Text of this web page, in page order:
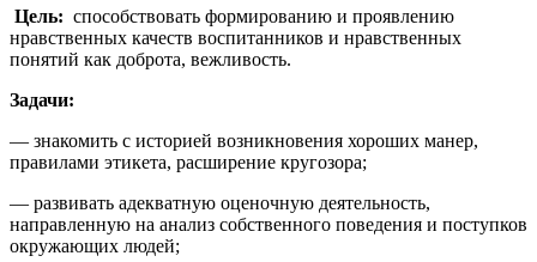
Цель: способствовать формированию и проявлению
нравственных качеств воспитанников и нравственных
понятий как доброта, вежливость.
Задачи:
— знакомить с историей возникновения хороших манер,
правилами этикета, расширение кругозора;
— развивать адекватную оценочную деятельность,
направленную на анализ собственного поведения и поступков
окружающих людей;